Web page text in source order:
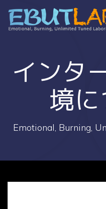
インタ
境
Emotional, Burning,